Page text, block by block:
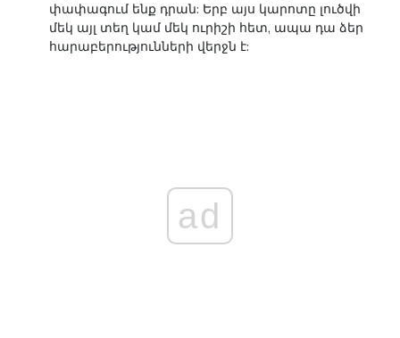
փափագում ենք դրան: Երբ այս կարոտը լուծվի
մեկ այլ տեղ կամ մեկ ուրիշի հետ, ապա դա ձեր
հարաբերությունների վերջն է:
ad